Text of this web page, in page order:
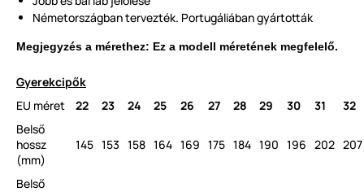
Németországban tervezték. Portugáliában gyártották
Megjegyzés a mérethez: Ez a modell méretének megfelelő.
Gyerekcipők
EU méret
22 23 24 25 26 27 28 29 30 31
32
Belső
hossz
(mm)
145 153 158 164 169 175 184 190 196 202 207
Belső